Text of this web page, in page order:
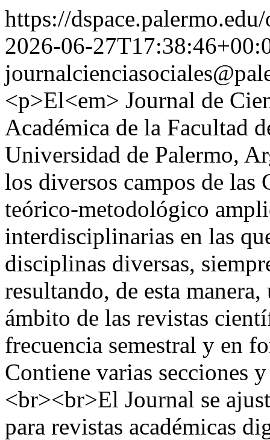
https://
2026-06-
<p>El<em> Journal de
Académica de la Facultad
Universidad de Palermo,
los diversos campos de las
teórico-metodológico
interdisciplinarias en las
disciplinas diversas,
resultando, de esta
ámbito de las revistas
frecuencia semestral y en
Contiene varias secciones
<br><br>El Journal se
para revistas académicas